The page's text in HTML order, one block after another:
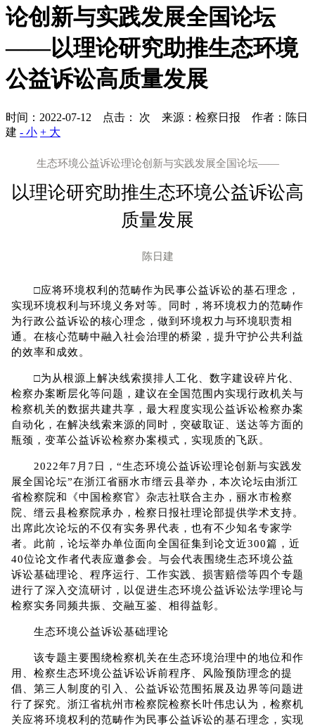
论创新与实践发展全国论坛
——以理论研究助推生态环境
公益诉讼高质量发展
时间：2022-07-12 点击： 次 来源：检察日报 作者：陈日
建 - 小 + 大
生态环境公益诉讼理论创新与实践发展全国论坛——
以理论研究助推生态环境公益诉讼高
质量发展
陈日建
□应将环境权利的范畴作为民事公益诉讼的基石理念，
实现环境权利与环境义务对等。同时，将环境权力的范畴作
为行政公益诉讼的核心理念，做到环境权力与环境职责相
通。在核心范畴中融入社会治理的桥梁，提升守护公共利益
的效率和成效。
□为从根源上解决线索摸排人工化、数字建设碎片化、
检察办案断层化等问题，建议在全国范围内实现行政机关与
检察机关的数据共建共享，最大程度实现公益诉讼检察办案
自动化，在解决线索来源的同时，突破取证、送达等方面的
瓶颈，变革公益诉讼检察办案模式，实现质的飞跃。
2022年7月7日，“生态环境公益诉讼理论创新与实践发
展全国论坛”在浙江省丽水市缙云县举办，本次论坛由浙江
省检察院和《中国检察官》杂志社联合主办，丽水市检察
院、缙云县检察院承办，检察日报社理论部提供学术支持。
出席此次论坛的不仅有实务界代表，也有不少知名专家学
者。此前，论坛举办单位面向全国征集到论文近300篇，近
40位论文作者代表应邀参会。与会代表围绕生态环境公益
诉讼基础理论、程序运行、工作实践、损害赔偿等四个专题
进行了深入交流研讨，以促进生态环境公益诉讼法学理论与
检察实务同频共振、交融互鉴、相得益彰。
生态环境公益诉讼基础理论
该专题主要围绕检察机关在生态环境治理中的地位和作
用、检察生态环境公益诉讼诉前程序、风险预防理念的提
倡、第三人制度的引入、公益诉讼范围拓展及边界等问题进
行了探究。浙江省杭州市检察院检察长叶伟忠认为，检察机
关应将环境权利的范畴作为民事公益诉讼的基石理念，实现